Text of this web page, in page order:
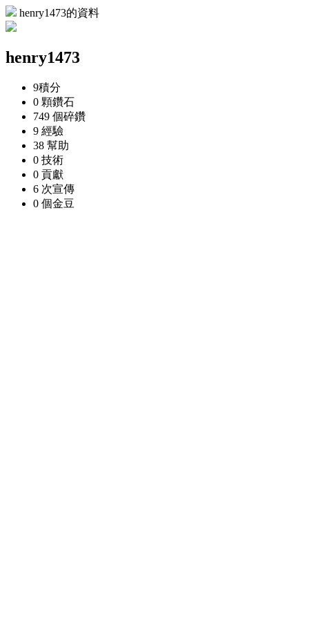
henry1473的資料
henry1473
9積分
0 顆鑽石
749 個碎鑽
9 經驗
38 幫助
0 技術
0 貢獻
6 次宣傳
0 個金豆